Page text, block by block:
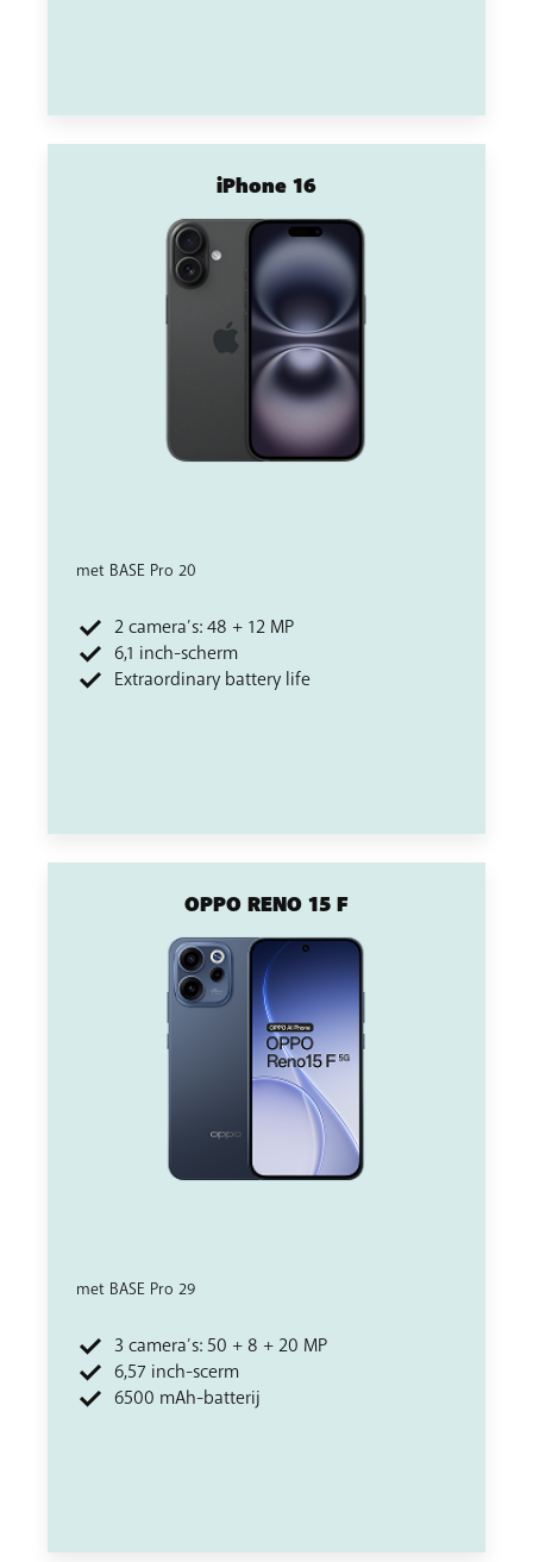
iPhone 16
met BASE Pro 20
2 camera’s: 48 + 12 MP
6,1 inch-scherm
Extraordinary battery life
OPPO RENO 15 F
met BASE Pro 29
3 camera’s: 50 + 8 + 20 MP
6,57 inch-scerm
6500 mAh-batterij